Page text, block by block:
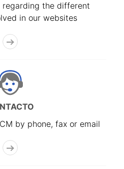
regarding the different
in our websites
by phone, fax or email